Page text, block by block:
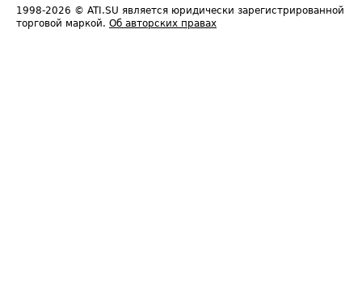
1998-2026 © ATI.SU является юридически зарегистрированной
торговой маркой. Об авторских правах